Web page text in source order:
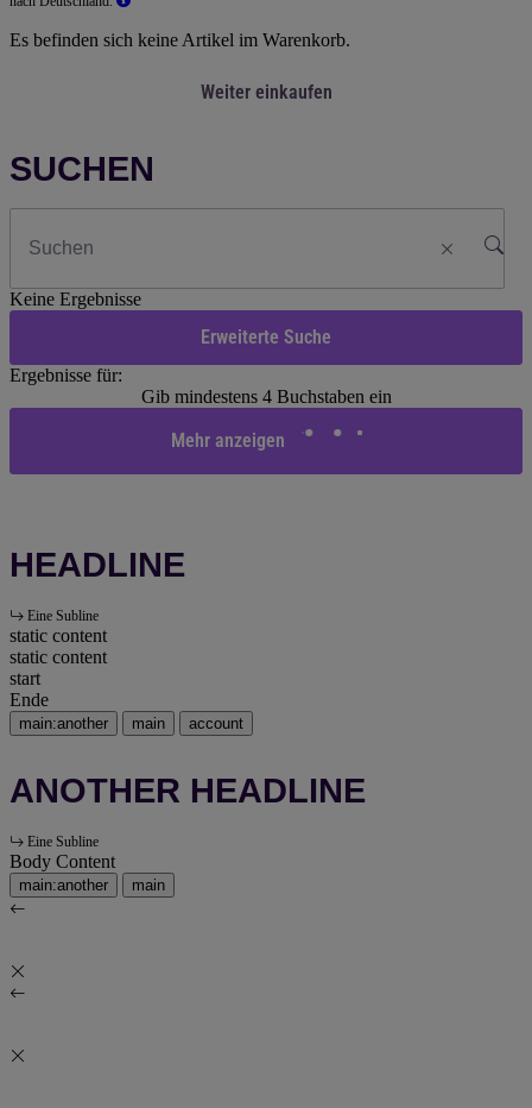
Es befinden sich keine Artikel im Warenkorb.
Weiter einkaufen
SUCHEN
Keine Ergebnisse
Erweiterte Suche
Ergebnisse für:
Gib mindestens 4 Buchstaben ein
Mehr anzeigen
HEADLINE
Eine Subline
static content
static content
start
Ende
main:another main account
ANOTHER HEADLINE
Eine Subline
Body Content
main:another main